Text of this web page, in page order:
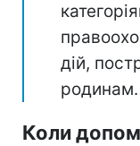
дій,
родинам.
Коли